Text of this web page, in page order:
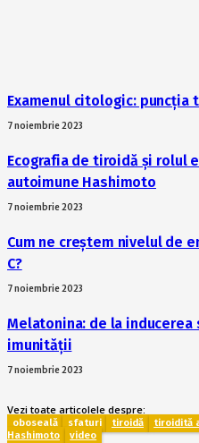
Examenul citologic: puncția
7 noiembrie 2023
Ecografia de tiroidă și rolul
autoimune Hashimoto
7 noiembrie 2023
Cum ne creștem nivelul de
C?
7 noiembrie 2023
Melatonina: de la
imunității
7 noiembrie 2023
Vezi toate articolele despre:
oboseală sfaturi tiroidă tiroidită
Hashimoto
video